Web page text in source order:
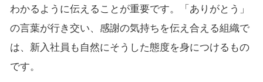
わかるように伝えることが重要です。「ありがとう」
の言葉が行き交い、感謝の気持ちを伝え合える組織で
は、新入社員も自然にそうした態度を身につけるもの
です。